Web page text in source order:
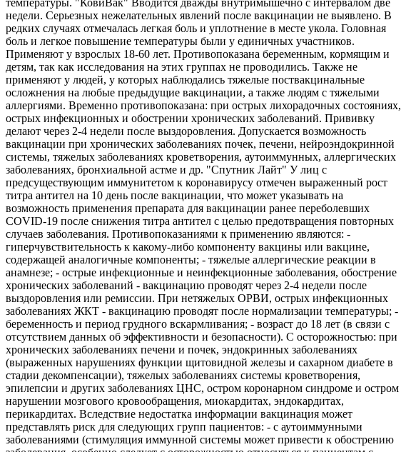
температуры. "КовиВак" Вводится дважды внутримышечно с интервалом две
недели. Серьезных нежелательных явлений после вакцинации не выявлено. В
редких случаях отмечалась легкая боль и уплотнение в месте укола. Головная
боль и легкое повышение температуры были у единичных участников.
Применяют у взрослых 18-60 лет. Противопоказана беременным, кормящим и
детям, так как исследования на этих группах не проводились. Также не
применяют у людей, у которых наблюдались тяжелые поствакцинальные
осложнения на любые предыдущие вакцинации, а также людям с тяжелыми
аллергиями. Временно противопоказана: при острых лихорадочных состояниях,
острых инфекционных и обострении хронических заболеваний. Прививку
делают через 2-4 недели после выздоровления. Допускается возможность
вакцинации при хронических заболеваниях почек, печени, нейроэндокринной
системы, тяжелых заболеваниях кроветворения, аутоиммунных, аллергических
заболеваниях, бронхиальной астме и др. "Спутник Лайт" У лиц с
предсуществующим иммунитетом к коронавирусу отмечен выраженный рост
титра антител на 10 день после вакцинации, что может указывать на
возможность применения препарата для вакцинации ранее переболевших
COVID-19 после снижения титра антител с целью предотвращения повторных
случаев заболевания. Противопоказаниями к применению являются: -
гиперчувствительность к какому-либо компоненту вакцины или вакцине,
содержащей аналогичные компоненты; - тяжелые аллергические реакции в
анамнезе; - острые инфекционные и неинфекционные заболевания, обострение
хронических заболеваний - вакцинацию проводят через 2-4 недели после
выздоровления или ремиссии. При нетяжелых ОРВИ, острых инфекционных
заболеваниях ЖКТ - вакцинацию проводят после нормализации температуры; -
беременность и период грудного вскармливания; - возраст до 18 лет (в связи с
отсутствием данных об эффективности и безопасности). С осторожностью: при
хронических заболеваниях печени и почек, эндокринных заболеваниях
(выраженных нарушениях функции щитовидной железы и сахарном диабете в
стадии декомпенсации), тяжелых заболеваниях системы кроветворения,
эпилепсии и других заболеваниях ЦНС, остром коронарном синдроме и остром
нарушении мозгового кровообращения, миокардитах, эндокардитах,
перикардитах. Вследствие недостатка информации вакцинация может
представлять риск для следующих групп пациентов: - с аутоиммунными
заболеваниями (стимуляция иммунной системы может привести к обострению